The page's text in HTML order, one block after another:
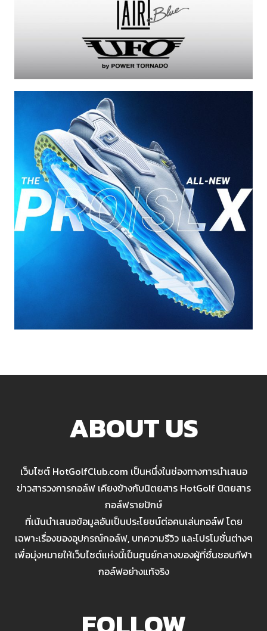
ABOUT US
เว็บไซต์ HotGolfClub.com เป็นหนึ่งในช่องทางการนำเสนอ
ข่าวสารวงการกอล์ฟ เคียงข้างกับนิตยสาร HotGolf นิตยสาร
กอล์ฟรายปักษ์
ที่เน้นนำเสนอข้อมูลอันเป็นประโยชน์ต่อคนเล่นกอล์ฟ โดย
เฉพาะเรื่องของอุปกรณ์กอล์ฟ, บทความรีวิว และโปรโมชั่นต่างๆ
เพื่อมุ่งหมายให้เว็บไซต์แห่งนี้เป็นศูนย์กลางของผู้ที่ชื่นชอบกีฬา
กอล์ฟอย่างแท้จริง